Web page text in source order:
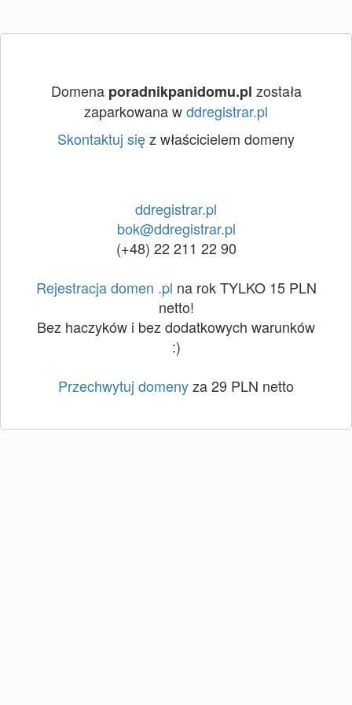
Domena poradnikpanidomu.pl została
zaparkowana wddregistrar.pl
Skontaktuj sięz właścicielem domeny
ddregistrar.pl
bok@ddregistrar.pl
(+48) 22 211 22 90
Rejestracja domen .pl na rok TYLKO 15 PLN
netto!
Bez haczyków i bez dodatkowych warunków
:)
Przechwytuj domenyza 29 PLN netto